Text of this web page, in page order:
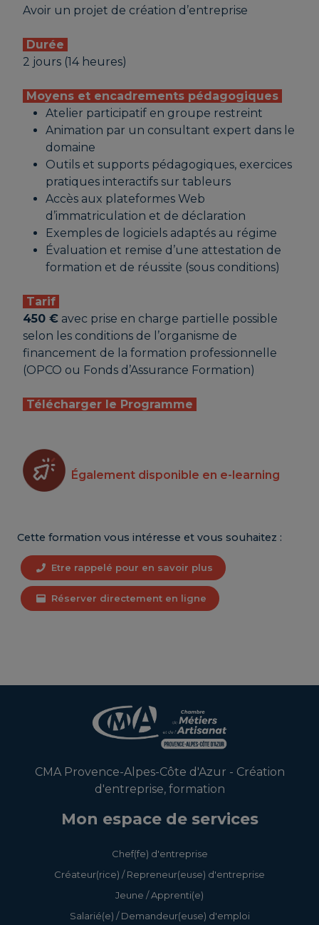
Avoir un projet de création d’entreprise
Durée
2 jours (14 heures)
Moyens et encadrements pédagogiques
Atelier participatif en groupe restreint
Animation par un consultant expert dans le
domaine
Outils et supports pédagogiques, exercices
pratiques interactifs sur tableurs
Accès aux plateformes Web
d’immatriculation et de déclaration
Exemples de logiciels adaptés au régime
Évaluation et remise d’une attestation de
formation et de réussite (sous conditions)
Tarif
450 € avec prise en charge partielle possible
selon les conditions de l’organisme de
financement de la formation professionnelle
(OPCO ou Fonds d’Assurance Formation)
Télécharger le Programme
Également disponible en e-learning
Cette formation vous intéresse et vous souhaitez :
Etre rappelé pour en savoir plus
Réserver directement en ligne
CMA Provence-Alpes-Côte d'Azur - Création
d'entreprise, formation
Mon espace de services
Chef(fe) d'entreprise
Créateur(rice) / Repreneur(euse) d'entreprise
Jeune / Apprenti(e)
Salarié(e) / Demandeur(euse) d'emploi